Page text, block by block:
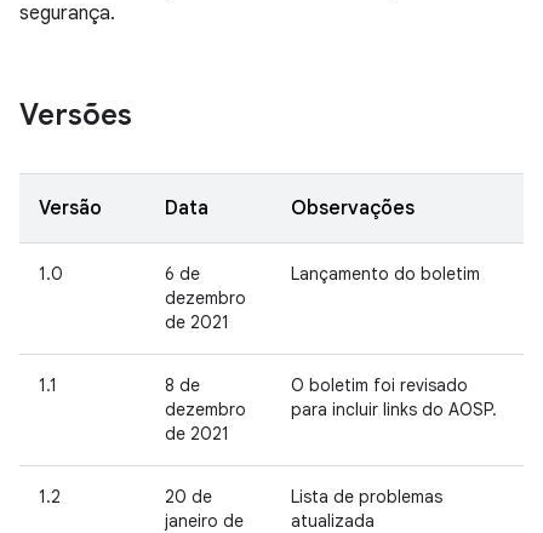
segurança.
Versões
Versão Data Observações
1.0
6 de
dezembro
de 2021
Lançamento do boletim
1.1
8 de
dezembro
de 2021
O boletim foi revisado
para incluir links do AOSP.
1.2
20 de
janeiro de
Lista de problemas
atualizada